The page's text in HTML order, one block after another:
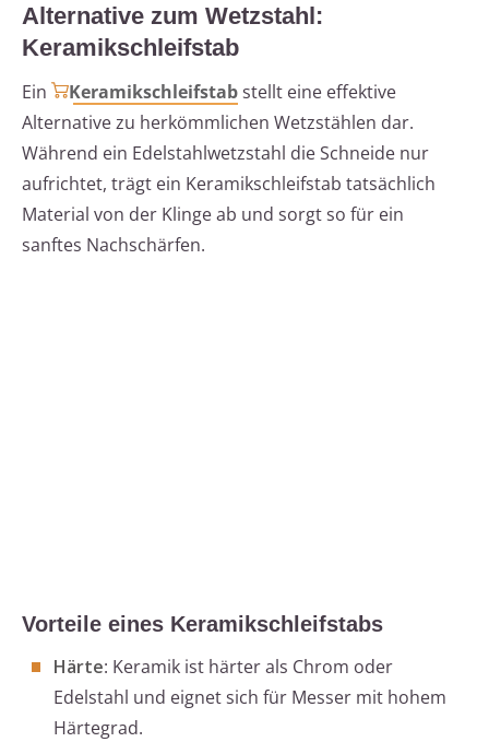
Alternative zum Wetzstahl:
Keramikschleifstab
Ein Keramikschleifstabstellt eine effektive
Alternative zu herkömmlichen Wetzstählen dar.
Während ein Edelstahlwetzstahl die Schneide nur
aufrichtet, trägt ein Keramikschleifstab tatsächlich
Material von der Klinge ab und sorgt so für ein
sanftes Nachschärfen.
Vorteile eines Keramikschleifstabs
Härte: Keramik ist härter als Chrom oder
Edelstahl und eignet sich für Messer mit hohem
Härtegrad.